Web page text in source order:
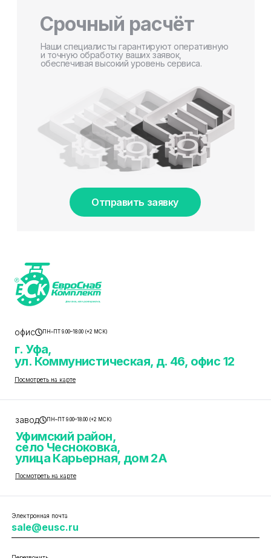
Срочный расчёт
Наши специалисты гарантируют оперативную
и точную обработку ваших заявок,
обеспечивая высокий уровень сервиса.
Отправить заявку
офис ПН–ПТ 9.00–18.00 (+2 МСК)
г. Уфа,
ул. Коммунистическая, д. 46, офис 12
Посмотреть на карте
завод ПН–ПТ 9.00–18.00 (+2 МСК)
Уфимский район,
село Чесноковка,
улица Карьерная, дом 2А
Посмотреть на карте
Электронная почта
sale@eusc.ru